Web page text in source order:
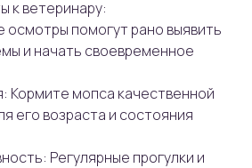
к ветеринару:
помогут рано выявить
и начать своевременное
Кормите мопса качественной
его возраста и состояния
Регулярные прогулки и